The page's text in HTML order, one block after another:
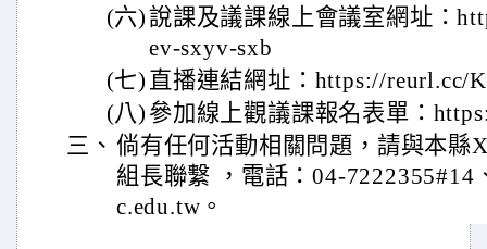
(六)說課及議課線上會議室網址：
ev-sxyv-sxb
(七) 直播連結網址：https://reurl.cc/
(八) 參加線上觀議課報名表單：
三、 倘有任何活動相關問題，請與本縣
組長聯繫 ，電話：04-7222355#14
c.edu.tw。